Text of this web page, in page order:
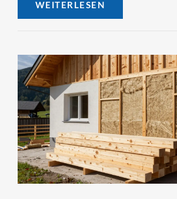
WEITERLESEN